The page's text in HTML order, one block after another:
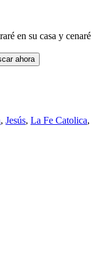
en su casa y cenaré
, Jesús, La Fe Catolica,